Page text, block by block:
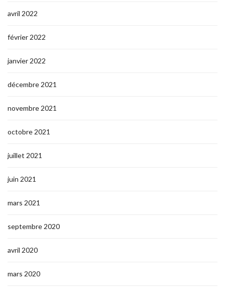
avril 2022
février 2022
janvier 2022
décembre 2021
novembre 2021
octobre 2021
juillet 2021
juin 2021
mars 2021
septembre 2020
avril 2020
mars 2020